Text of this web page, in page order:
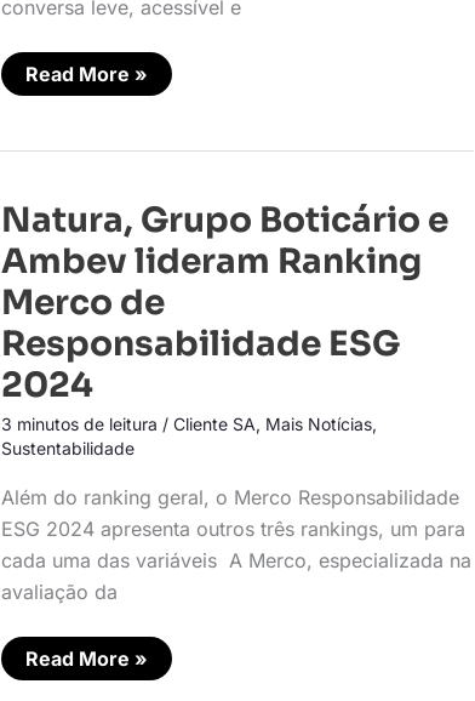
conversa leve, acessível e
Read More »
Natura, Grupo Boticário e
Ambev lideram Ranking
Merco de
Responsabilidade ESG
2024
3 minutos de leitura / Cliente SA, Mais Notícias,
Sustentabilidade
Além do ranking geral, o Merco Responsabilidade
ESG 2024 apresenta outros três rankings, um para
cada uma das variáveis A Merco, especializada na
avaliação da
Natura,
Grupo
Boticário
e
Ambev
lideram
Merco
de
Responsabilidade
ESG
2024
Read More »